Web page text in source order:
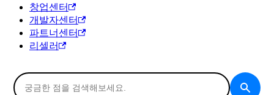
창업센터
개발자센터
파트너센터
리셀러